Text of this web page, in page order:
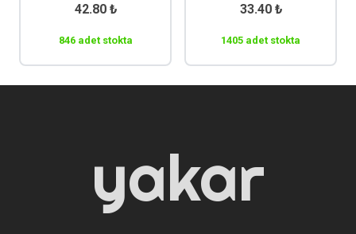
42.80 ₺
846 adet stokta
33.40 ₺
1405 adet stokta
yakar